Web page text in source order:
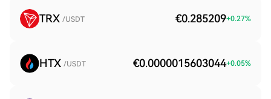
TRX /USDT €0.285209+0.27%
HTX /USDT €0.0000015603044+0.05%